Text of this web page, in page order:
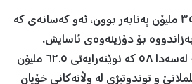
لە کۆی گشتی جیهانی، ٣٥.٣ ملیۆن پەنابەر بوون، ئەو کەسانەی کە
بۆ دۆزینەوەی ئاسایش،
لەکاتێکدا ڕێژەیەکی زیاتر – لەسەدا ٥٨ کە نوێنەرایەتی ٦٢.٥ ملیۆن
و توندوتیژی لە وڵاتەکانی خۆیان